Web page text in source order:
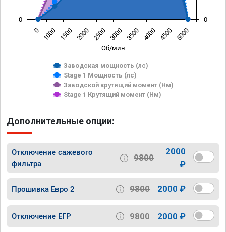
Об/мин
Заводская мощность (лс)
Stage 1 Мощность (лс)
Заводской крутящий момент (Нм)
Stage 1 Крутящий момент (Нм)
0 1000 1500 2000 2500 3000 3500 4000 4500 5000
0 0
Дополнительные опции:
Отключение сажевого
фильтра
9800
2000
₽
Прошивка Евро 2 9800 2000 ₽
Отключение ЕГР 9800 2000 ₽